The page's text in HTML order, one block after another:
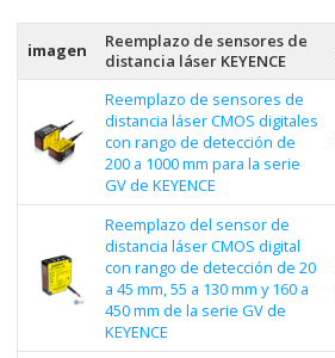
imagen
Reemplazo de sensores de
distancia láser KEYENCE
Reemplazo de sensores de
distancia láser CMOS digitales
con rango de detección de
200 a 1000 mm para la serie
GV de KEYENCE
Reemplazo del sensor de
distancia láser CMOS digital
con rango de detección de 20
a 45 mm, 55 a 130 mm y 160 a
450 mm de la serie GV de
KEYENCE